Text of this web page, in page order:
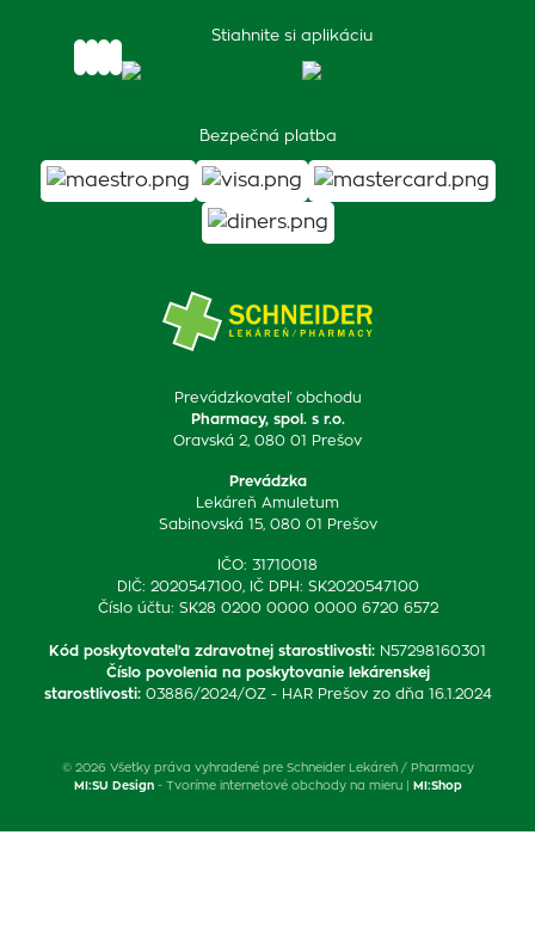
Prevádzkovateľ obchodu
Pharmacy, spol. s r.o.
Oravská 2, 080 01 Prešov
Prevádzka
Lekáreň Amuletum
Sabinovská 15, 080 01 Prešov
IČO: 31710018
DIČ: 2020547100, IČ DPH: SK2020547100
Číslo účtu: SK28 0200 0000 0000 6720 6572
Kód poskytovateľa zdravotnej starostlivosti: N57298160301
Číslo povolenia na poskytovanie lekárenskej
starostlivosti: 03886/2024/OZ - HAR Prešov zo dňa 16.1.2024
Stiahnite si aplikáciu
Bezpečná platba
© 2026 Všetky práva vyhradené pre Schneider Lekáreň / Pharmacy
MI:SU Design- Tvoríme internetové obchody na mieru | MI:Shop